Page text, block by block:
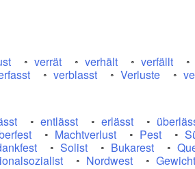
verrät verhält verfällt
verblasst Verluste
entlässt erlässt
Machtverlust Pest
Solist Bukarest
Nordwest